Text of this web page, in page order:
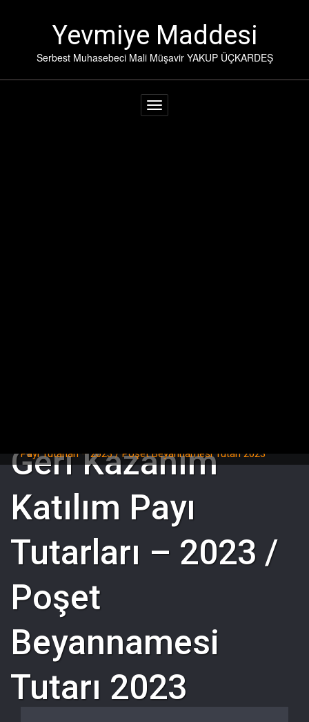
Yevmiye Maddesi
Serbest Muhasebeci Mali Müşavir YAKUP ÜÇKARDEŞ
Navigasyonu değiştir
Geri Kazanım
Katılım Payı
Tutarları – 2023 /
Poşet
Beyannamesi
Tutarı 2023
Payı Tutarları – 2023 / Poşet Beyannamesi Tutarı 2023